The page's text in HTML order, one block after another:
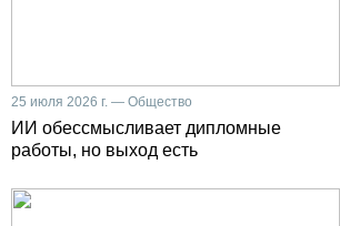
25 июля 2026 г. — Общество
ИИ обессмысливает дипломные
работы, но выход есть